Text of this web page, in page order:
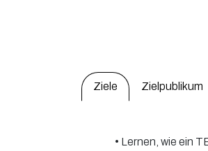
Ziele Zielpublikum
• Lernen, wie ein